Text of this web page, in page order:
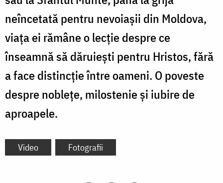
neîncetată pentru nevoiașii din Moldova,
viața ei rămâne o lecție despre ce
înseamnă să dăruiești pentru Hristos, fără
a face distincție între oameni. O poveste
despre noblețe, milostenie și iubire de
aproapele.
Video Fotografii